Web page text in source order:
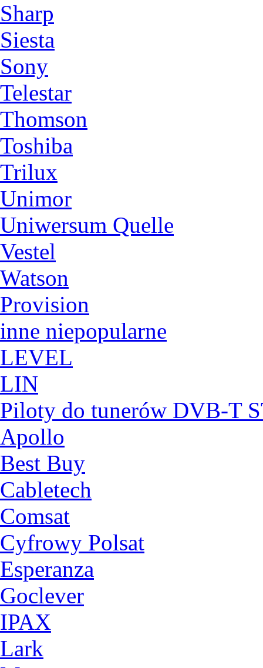
Sharp
Siesta
Sony
Telestar
Thomson
Toshiba
Trilux
Unimor
Uniwersum Quelle
Vestel
Watson
Provision
inne niepopularne
LEVEL
LIN
Piloty do tunerów DVB-T
Apollo
Best Buy
Cabletech
Comsat
Cyfrowy Polsat
Esperanza
Goclever
IPAX
Lark